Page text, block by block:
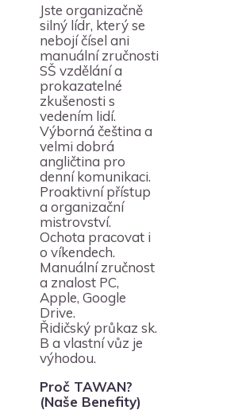
Jste organizačně
silný lídr, který se
nebojí čísel ani
manuální zručnosti
SŠ vzdělání a
prokazatelné
zkušenosti s
vedením lidí.
Výborná čeština a
velmi dobrá
angličtina pro
denní komunikaci.
Proaktivní přístup
a organizační
mistrovství.
Ochota pracovat i
o víkendech.
Manuální zručnost
a znalost PC,
Apple, Google
Drive.
Řidičský průkaz sk.
B a vlastní vůz je
výhodou.
Proč TAWAN?
(Naše Benefity)